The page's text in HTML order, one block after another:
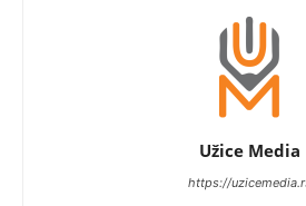
Užice Media
https://